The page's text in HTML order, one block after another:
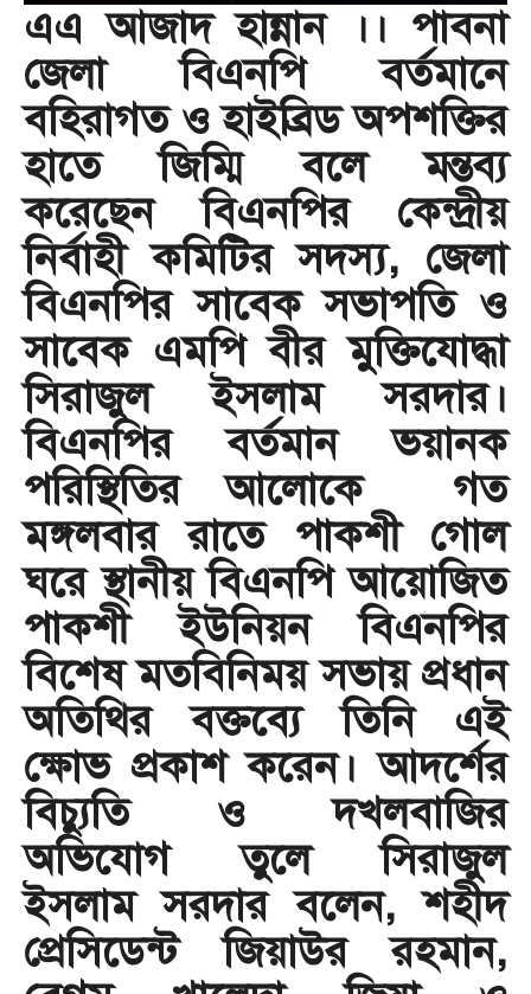
এএ আজাদ হান্নান ।। পাবনা
জেলা বিএনপি বর্তমানে
বহিরাগত ও হাইব্রিড অপশক্তির
হাতে জিম্মি বলে মন্তব্য
করেছেন বিএনপির কেন্দ্রীয়
নির্বাহী কমিটির সদস্য, জেলা
বিএনপির সাবেক সভাপতি ও
সাবেক এমপি বীর মুক্তিযোদ্ধা
সিরাজুল ইসলাম সরদার।
বিএনপির বর্তমান ভয়ানক
পরিস্থিতির আলোকে গত
মঙ্গলবার রাতে পাকশী গোল
ঘরে স্থানীয় বিএনপি আয়োজিত
পাকশী ইউনিয়ন বিএনপির
বিশেষ মতবিনিময় সভায় প্রধান
অতিথির বক্তব্যে তিনি এই
ক্ষোভ প্রকাশ করেন। ​আদর্শের
বিচ্যুতি ও দখলবাজির
অভিযোগ তুলে ​সিরাজুল
ইসলাম সরদার বলেন, শহীদ
প্রেসিডেন্ট জিয়াউর রহমান,